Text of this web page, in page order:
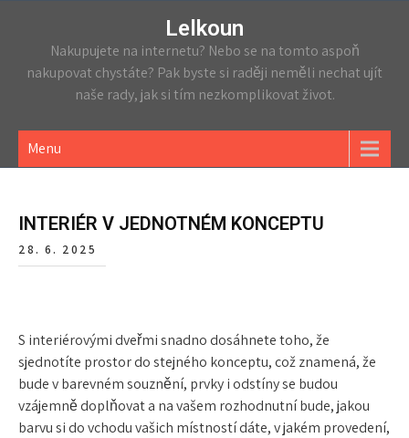
Lelkoun
Nakupujete na internetu? Nebo se na tomto aspoň
nakupovat chystáte? Pak byste si raději neměli nechat ujít
naše rady, jak si tím nezkomplikovat život.
Menu
INTERIÉR V JEDNOTNÉM KONCEPTU
28. 6. 2025
S interiérovými dveřmisnadno dosáhnete toho, že
sjednotíte prostor do stejného konceptu, což znamená, že
bude v barevném souznění, prvky i odstíny se budou
vzájemně doplňovat a na vašem rozhodnutní bude, jakou
barvu si do vchodu vašich místností dáte, v jakém provedení,